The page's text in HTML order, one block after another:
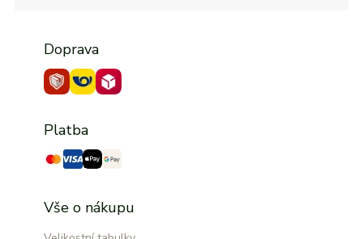
Doprava
Platba
Vše o nákupu